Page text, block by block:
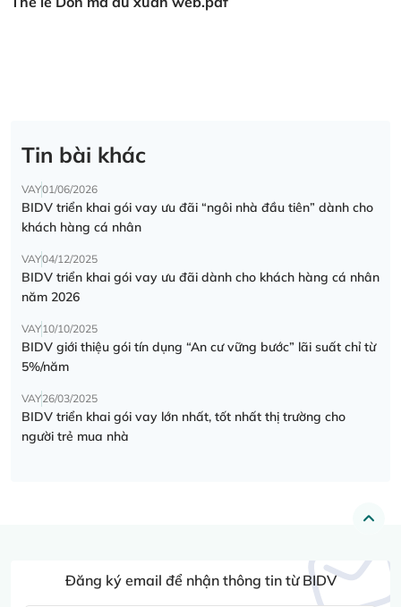
Tin bài khác
VAY01/06/2026
BIDV triển khai gói vay ưu đãi “ngôi nhà đầu tiên” dành cho
khách hàng cá nhân
VAY04/12/2025
BIDV triển khai gói vay ưu đãi dành cho khách hàng cá nhân
năm 2026
VAY10/10/2025
BIDV giới thiệu gói tín dụng “An cư vững bước” lãi suất chỉ từ
5%/năm
VAY26/03/2025
BIDV triển khai gói vay lớn nhất, tốt nhất thị trường cho
người trẻ mua nhà
Đăng ký email để nhận thông tin từ BIDV